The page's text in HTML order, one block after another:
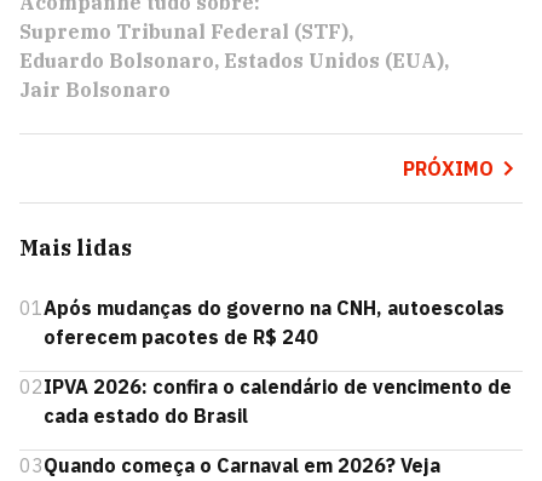
Supremo Tribunal Federal (STF)
Eduardo Bolsonaro Estados Unidos (EUA)
Jair Bolsonaro
PRÓXIMO
Mais lidas
01Após mudanças do governo na CNH, autoescolas
oferecem pacotes de R$ 240
02IPVA 2026: confira o calendário de vencimento de
cada estado do Brasil
03Quando começa o Carnaval em 2026? Veja